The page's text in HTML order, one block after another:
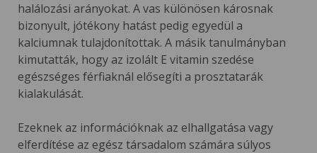
halálozási arányokat. A vas különösen károsnak
bizonyult, jótékony hatást pedig egyedül a
kalciumnak tulajdonítottak. A másik tanulmányban
kimutatták, hogy az izolált E vitamin szedése
egészséges férfiaknál elősegíti a prosztatarák
kialakulását.
Ezeknek az információknak az elhallgatása vagy
elferdítése az egész társadalom számára súlyos